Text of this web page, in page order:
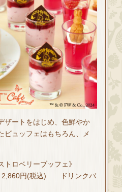
ザートをはじめ、色鮮やか
ビュッフェはもちろん、メ
トロベリーブッフェ》
円(税込) ドリンクバ